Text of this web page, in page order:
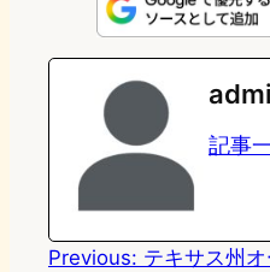
n
e
s
t
o
d
n
u
記事
Previous: テキサス州オ